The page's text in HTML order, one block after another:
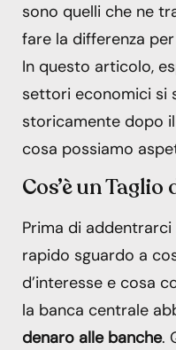
sono quelli che ne
fare la differenza
In questo articolo,
settori economici si
storicamente dopo
cosa possiamo
Cos’è un Taglio
Prima di
rapido sguardo a
d’interesse e cosa
la banca centrale
denaro alle banche.